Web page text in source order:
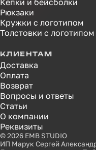
Рюкзаки
Кружки с логотипом
Толстовки с логотипом
КЛИЕНТАМ
Доставка
Оплата
Возврат
Вопросы и ответы
Статьи
О компании
Реквизиты
© 2026 EMB STUDIO
ИП Марук Сергей